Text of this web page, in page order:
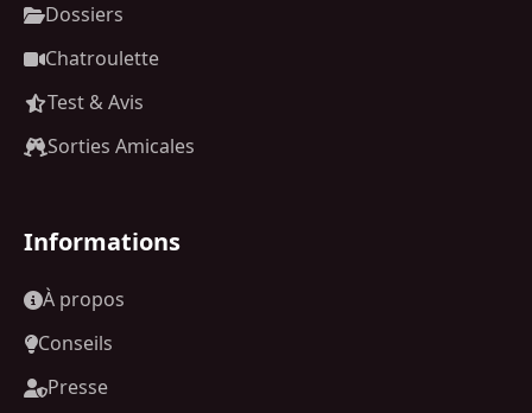
Dossiers
Chatroulette
Test & Avis
Sorties Amicales
Informations
À propos
Conseils
Presse